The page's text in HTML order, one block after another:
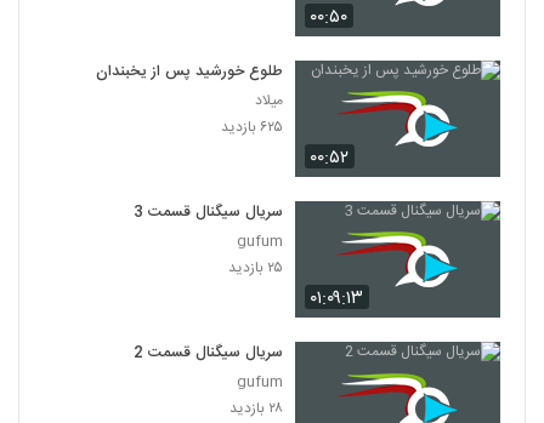
۰۰:۵۰
۰۰:۵۲
طلوع خورشید پس از یخبندان
میلاد
۶۲۵ بازدید
۰۱:۰۹:۱۳
سریال سیگنال قسمت 3
gufum
۲۵ بازدید
سریال سیگنال قسمت 2
gufum
۲۸ بازدید